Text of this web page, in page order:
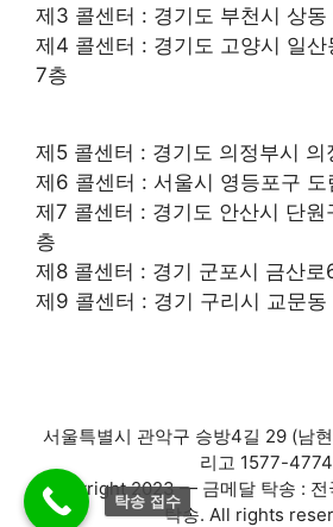
제3 콜센터 : 경기도 부천시 상
제4 콜센터 : 경기도 고양시 일
7층
제5 콜센터 : 경기도 의정부시
제6 콜센터 : 서울시 영등포구
제7 콜센터 : 경기도 안산시 단
층
제8 콜센터 : 경기 군포시 금산
제9 콜센터 : 경기 구리시 교문
서울특별시 관악구 승방4길 29 (남
리고 1577-4774
Copyright 2023 — 금메달 탁송 : 전
탁송. All rights
탁송 접수